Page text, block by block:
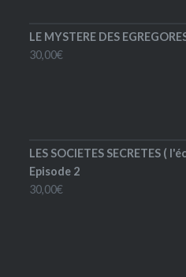
LE MYSTERE DES
30,00€
LES SOCIETES SECRETES (
Episode 2
30,00€